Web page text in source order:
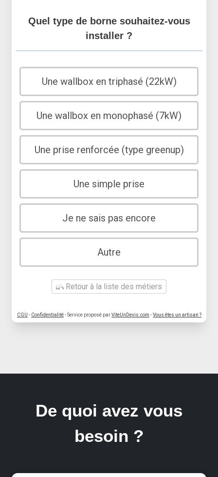
Quel type de borne souhaitez-vous
installer ?
Une wallbox en triphasé (22kW)
Une wallbox en monophasé (7kW)
Une prise renforcée (type greenup)
Une simple prise
Je ne sais pas encore
Autre
Retour à la liste des métiers
CGU - Confidentialité- Service proposé parViteUnDevis.com -Vous êtes un artisan ?
De quoi avez vous
besoin ?